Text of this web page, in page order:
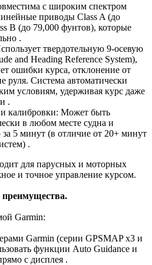
с широким спектром
приводы Class A (до
B (до 79,000 фунтов), которые
.
твердотельную 9-осевую
and Heading Reference System),
ошибки курса, отклонение от
руля. Система автоматически
условиям, удерживая курс даже
.
калибровки: Может быть
в любом месте судна и
за 5 минут (в отличие от 20+ минут
.
для парусных и моторных
и точное управление курсом.
преимущества.
Garmin:
Garmin (серии GPSMAP x3 и
функции Auto Guidance и
с дисплея .